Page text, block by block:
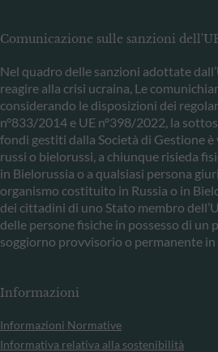
Comunicazione sulle sanzioni
Nel quadro delle sanzioni adottate
reagire alla crisi ucraina, Le
considerando le disposizioni dei
n°833/2014 e UE n°398/2022, la
fondi gestiti dalla Società di Gestione
russi o bielorussi, a chiunque risieda
in Bielorussia o a qualsiasi persona
organismo costituito in Russia o in
dei cittadini di uno Stato membro
delle persone fisiche in possesso di un
soggiorno provvisorio o permanente in
Informazioni
Informazioni Normative
Informativa relativa alla sostenibilità